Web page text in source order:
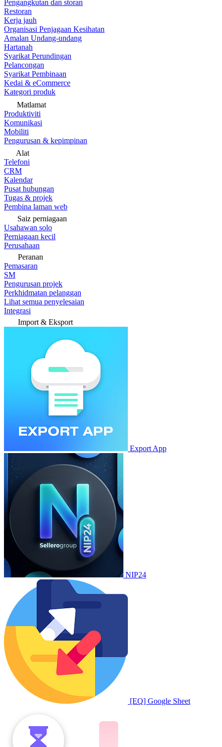
Pengangkutan dan storan
Restoran
Kerja jauh
Organisasi Penjagaan Kesihatan
Amalan Undang-undang
Hartanah
Syarikat Perundingan
Pelancongan
Syarikat Pembinaan
Kedai & eCommerce
Kategori produk
Matlamat
Produktiviti
Komunikasi
Mobiliti
Pengurusan & kepimpinan
Alat
Telefoni
CRM
Kalendar
Pusat hubungan
Tugas & projek
Pembina laman web
Saiz perniagaan
Usahawan solo
Perniagaan kecil
Perusahaan
Peranan
Pemasaran
SM
Pengurusan projek
Perkhidmatan pelanggan
Lihat semua penyelesaian
Integrasi
Import & Eksport
Export App
NIP24
[EQ] Google Sheet